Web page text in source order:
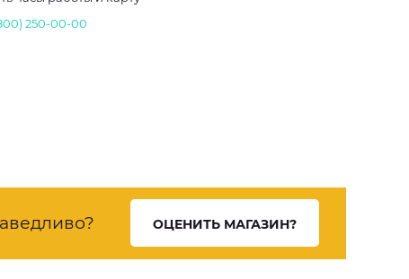
250-00-00
ОЦЕНИТЬ МАГАЗИН?